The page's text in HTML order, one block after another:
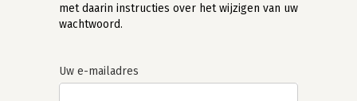
met daarin instructies over het wijzigen van uw
wachtwoord.
Uw e-mailadres